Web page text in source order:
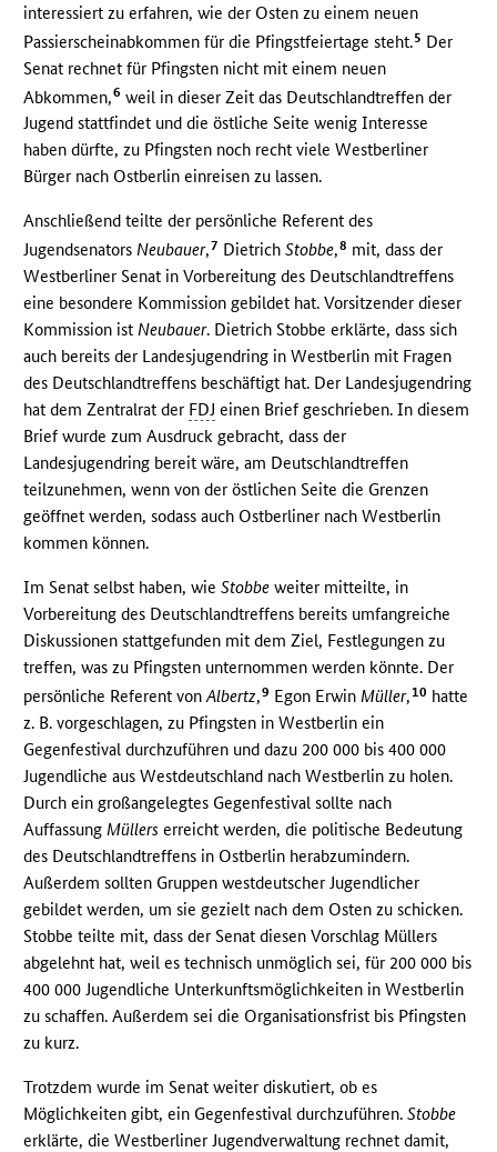
interessiert zu erfahren, wie der Osten zu einem neuen
Passierscheinabkommen für die Pfingstfeiertage steht.5 Der
Senat rechnet für Pfingsten nicht mit einem neuen
Abkommen,6 weil in dieser Zeit das Deutschlandtreffen der
Jugend stattfindet und die östliche Seite wenig Interesse
haben dürfte, zu Pfingsten noch recht viele Westberliner
Bürger nach Ostberlin einreisen zu lassen.
Anschließend teilte der persönliche Referent des
JugendsenatorsNeubauer,7 DietrichStobbe,8 mit, dass der
Westberliner Senat in Vorbereitung des Deutschlandtreffens
eine besondere Kommission gebildet hat. Vorsitzender dieser
Kommission istNeubauer. Dietrich Stobbe erklärte, dass sich
auch bereits der Landesjugendring in Westberlin mit Fragen
des Deutschlandtreffens beschäftigt hat. Der Landesjugendring
hat dem Zentralrat der FDJ einen Brief geschrieben. In diesem
Brief wurde zum Ausdruck gebracht, dass der
Landesjugendring bereit wäre, am Deutschlandtreffen
teilzunehmen, wenn von der östlichen Seite die Grenzen
geöffnet werden, sodass auch Ostberliner nach Westberlin
kommen können.
Im Senat selbst haben, wieStobbe weiter mitteilte, in
Vorbereitung des Deutschlandtreffens bereits umfangreiche
Diskussionen stattgefunden mit dem Ziel, Festlegungen zu
treffen, was zu Pfingsten unternommen werden könnte. Der
persönliche Referent vonAlbertz,9 Egon ErwinMüller,10 hatte
z. B. vorgeschlagen, zu Pfingsten in Westberlin ein
Gegenfestival durchzuführen und dazu 200 000 bis 400 000
Jugendliche aus Westdeutschland nach Westberlin zu holen.
Durch ein großangelegtes Gegenfestival sollte nach
AuffassungMüllers erreicht werden, die politische Bedeutung
des Deutschlandtreffens in Ostberlin herabzumindern.
Außerdem sollten Gruppen westdeutscher Jugendlicher
gebildet werden, um sie gezielt nach dem Osten zu schicken.
Stobbe teilte mit, dass der Senat diesen Vorschlag Müllers
abgelehnt hat, weil es technisch unmöglich sei, für 200 000 bis
400 000 Jugendliche Unterkunftsmöglichkeiten in Westberlin
zu schaffen. Außerdem sei die Organisationsfrist bis Pfingsten
zu kurz.
Trotzdem wurde im Senat weiter diskutiert, ob es
Möglichkeiten gibt, ein Gegenfestival durchzuführen.Stobbe
erklärte, die Westberliner Jugendverwaltung rechnet damit,